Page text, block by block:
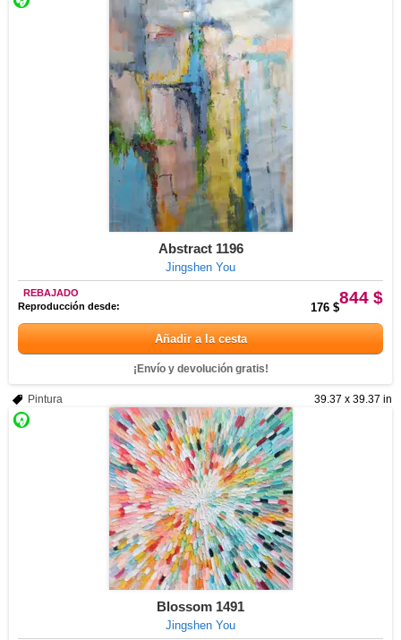
Abstract 1196
Jingshen You
844 $
REBAJADO
Reproducción desde:
176 $
Añadir a la cesta
¡Envío y devolución gratis!
39.37 x 39.37 in
Pintura
Blossom 1491
Jingshen You